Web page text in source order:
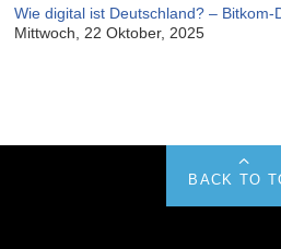
Wie digital ist Deutschland? –
Mittwoch, 22 Oktober, 2025
BACK TO